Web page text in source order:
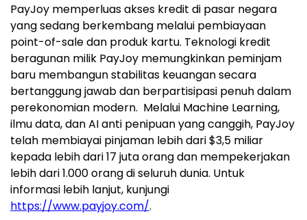
PayJoy memperluas akses kredit di pasar negara
yang sedang berkembang melalui pembiayaan
point-of-sale dan produk kartu. Teknologi kredit
beragunan milik PayJoy memungkinkan peminjam
baru membangun stabilitas keuangan secara
bertanggung jawab dan berpartisipasi penuh dalam
perekonomian modern. Melalui Machine Learning,
ilmu data, dan AI anti penipuan yang canggih, PayJoy
telah membiayai pinjaman lebih dari$3,5 miliar
kepada lebih dari 17 juta orang dan mempekerjakan
lebih dari 1.000 orang di seluruh dunia. Untuk
informasi lebih lanjut, kunjungi
https://www.payjoy.com/.